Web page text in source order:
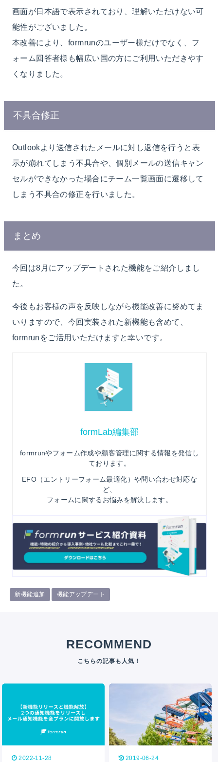
画面が日本語で表示されており、理解いただけない可
能性がございました。
本改善により、formrunのユーザー様だけでなく、フ
ォーム回答者様も幅広い国の方にご利用いただきやす
くなりました。
不具合修正
Outlookより送信されたメールに対し返信を行うと表
示が崩れてしまう不具合や、個別メールの送信キャン
セルができなかった場合にチーム一覧画面に遷移して
しまう不具合の修正を行いました。
まとめ
今回は8月にアップデートされた機能をご紹介しまし
た。
今後もお客様の声を反映しながら機能改善に努めてま
いりますので、今回実装された新機能も含めて、
formrunをご活用いただけますと幸いです。
formLab編集部
formrunやフォーム作成や顧客管理に関する情報を発信し
ております。
EFO（エントリーフォーム最適化）や問い合わせ対応な
ど、
フォームに関するお悩みを解決します。
新機能追加 機能アップデート
RECOMMEND
2022-11-28
2019-06-24